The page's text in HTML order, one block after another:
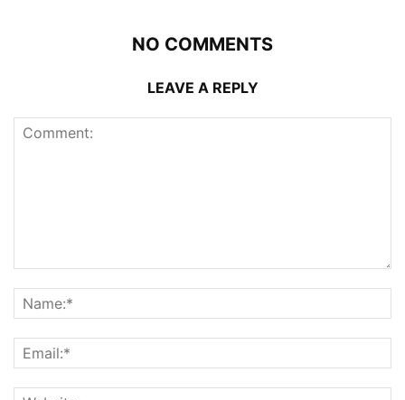
NO COMMENTS
LEAVE A REPLY